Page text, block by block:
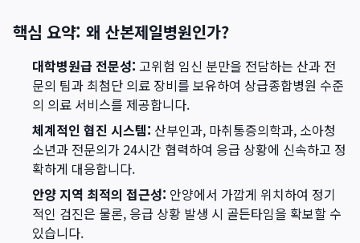
핵심 요약: 왜 산본제일병원인가?
대학병원급 전문성: 고위험 임신 분만을 전담하는 산과 전
문의 팀과 최첨단 의료 장비를 보유하여 상급종합병원 수준
의 의료 서비스를 제공합니다.
체계적인 협진 시스템: 산부인과, 마취통증의학과, 소아청
소년과 전문의가 24시간 협력하여 응급 상황에 신속하고 정
확하게 대응합니다.
안양 지역 최적의 접근성: 안양에서 가깝게 위치하여 정기
적인 검진은 물론, 응급 상황 발생 시 골든타임을 확보할 수
있습니다.